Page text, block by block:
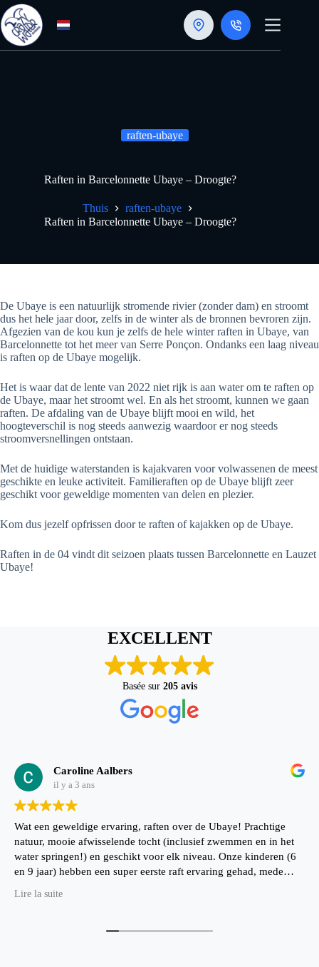
Doorgaan
naar
artikel
raften-ubaye
Raften in Barcelonnette Ubaye – Droogte?
Thuis
raften-ubaye
Raften in Barcelonnette Ubaye – Droogte?
De Ubaye is een natuurlijk stromende rivier (zonder dam) en stroomt
dus het hele jaar door, zelfs in de winter als de bronnen bevroren zijn.
Afgezien van de kou kun je zelfs de hele winter raften in Ubaye, van
Barcelonnette tot het meer van Serre Ponçon. Ondanks een laag niveau
is raften op de Ubaye mogelijk.
Het is waar dat de lente van 2022 niet rijk is aan water om te raften op
de Ubaye, maar het stroomt wel. En als het stroomt, kunnen we gaan
raften. De afdaling van de Ubaye blijft mooi en wild, het
hoogteverschil is nog steeds aanwezig waardoor er nog steeds
stroomversnellingen ontstaan.
Met de huidige waterstanden is kajakvaren voor volwassenen de meest
geschikte en leuke activiteit. Familieraften op de Ubaye blijft zeer
geschikt voor geweldige momenten van delen en plezier.
Kom dus jezelf opfrissen door te raften of kajakken op de Ubaye.
Raften in de 04 vindt dit seizoen plaats tussen Barcelonnette en Lauzet
Ubaye!
EXCELLENT
Basée sur 205 avis
Caroline Aalbers
il y a 3 ans
Wat een geweldige ervaring, raften over de Ubaye! Prachtige
natuur, mooie afwisselende tocht (inclusief zwemmen en in het
water springen!) en geschikt voor elk niveau. Onze kinderen (6
en 9 jaar) hebben een super eerste raft ervaring gehad, mede
Lire la suite